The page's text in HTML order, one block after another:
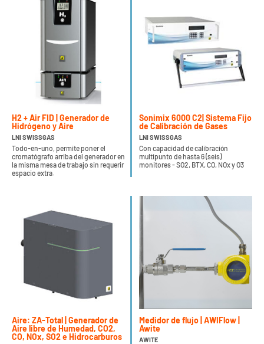
H2 + Air FID | Generador de
Hidrógeno y Aire
LNI SWISSGAS
Todo-en-uno, permite poner el
cromatógrafo arriba del generador en
la misma mesa de trabajo sin requerir
espacio extra.
Sonimix 6000 C2| Sistema Fijo
de Calibración de Gases
LNI SWISSGAS
Con capacidad de calibración
multipunto de hasta 6 (seis)
monitores - SO2, BTX, CO, NOx y O3
Aire: ZA-Total | Generador de
Aire libre de Humedad, CO2,
CO, NOx, SO2 e Hidrocarburos
Medidor de flujo | AWIFlow |
Awite
AWITE